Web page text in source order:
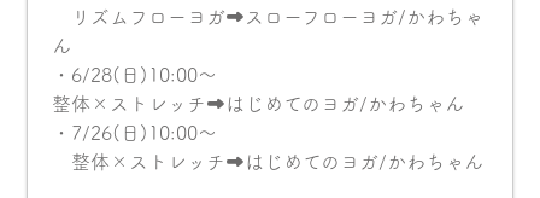
リズムフローヨガ➡︎スローフローヨガ/かわちゃ
ん
・6/28(日)10:00〜
整体×ストレッチ➡︎はじめてのヨガ/かわちゃん
・7/26(日)10:00〜
整体×ストレッチ➡︎はじめてのヨガ/かわちゃん